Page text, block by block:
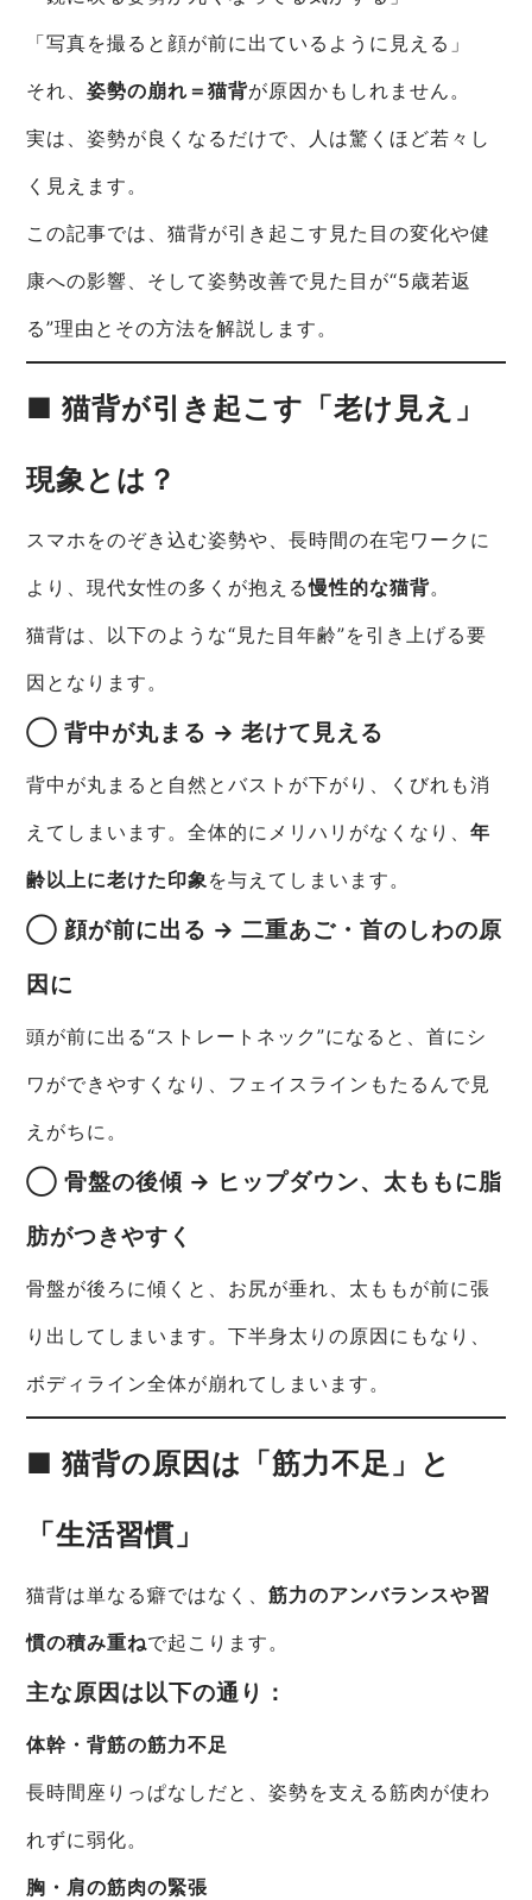
「写真を撮ると顔が前に出ているように見える」
それ、姿勢の崩れ＝猫背が原因かもしれません。
実は、姿勢が良くなるだけで、人は驚くほど若々し
く見えます。
この記事では、猫背が引き起こす見た目の変化や健
康への影響、そして姿勢改善で見た目が“5歳若返
る”理由とその方法を解説します。
■ 猫背が引き起こす「老け見え」
現象とは？
スマホをのぞき込む姿勢や、長時間の在宅ワークに
より、現代女性の多くが抱える慢性的な猫背。
猫背は、以下のような“見た目年齢”を引き上げる要
因となります。
◯ 背中が丸まる → 老けて見える
背中が丸まると自然とバストが下がり、くびれも消
えてしまいます。全体的にメリハリがなくなり、年
齢以上に老けた印象 を与えてしまいます。
◯ 顔が前に出る → 二重あご・首のしわの原
因に
頭が前に出る“ストレートネック”になると、首にシ
ワができやすくなり、フェイスラインもたるんで見
えがちに。
◯ 骨盤の後傾 → ヒップダウン、太ももに脂
肪がつきやすく
骨盤が後ろに傾くと、お尻が垂れ、太ももが前に張
り出してしまいます。下半身太りの原因にもなり、
ボディライン全体が崩れてしまいます。
■ 猫背の原因は「筋力不足」と
「生活習慣」
猫背は単なる癖ではなく、筋力のアンバランスや習
慣の積み重ねで起こります。
主な原因は以下の通り：
体幹・背筋の筋力不足
長時間座りっぱなしだと、姿勢を支える筋肉が使わ
れずに弱化。
胸・肩の筋肉の緊張